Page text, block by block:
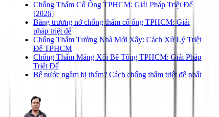
Chống Thấm Cổ Ống TPHCM: Giải Pháp Triệt Để
[2026]
Băng trương nở chống thấm cổ ống TPHCM: Giải
pháp triệt để
Chống Thấm Tường Nhà Mới Xây: Cách Xử Lý Triệt
Để TPHCM
Chống Thấm Máng Xối Bê Tông TPHCM: Giải Pháp
Triệt Để
Bể nước ngầm bị thấm? Cách chống thấm triệt để nhất